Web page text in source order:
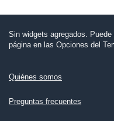
Sin widgets agregados.
página en las Opciones del
Quiénes somos
Preguntas frecuentes